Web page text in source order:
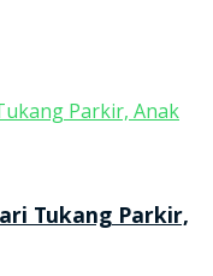
Tukang Parkir,